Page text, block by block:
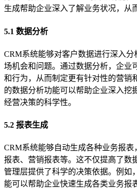
生成帮助企业深入了解业务状况，从
5.1 数据分析
CRM系统能够对客户数据进行深入
场机会和问题。通过数据分析，企业
和行为，从而制定更有针对性的营销
的数据分析功能可以帮助企业深入挖
经营决策的科学性。
5.2 报表生成
CRM系统能够自动生成各种业务报表
报表、营销报表等。这不仅提高了数
管理层提供了科学的决策依据。例如
能可以帮助企业快速生成各类业务报